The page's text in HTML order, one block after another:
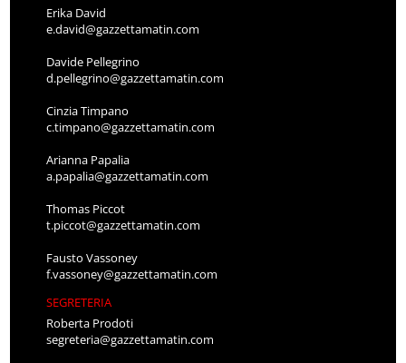
Erika David
e.david@gazzettamatin.com
Davide Pellegrino
d.pellegrino@gazzettamatin.com
Cinzia Timpano
c.timpano@gazzettamatin.com
Arianna Papalia
a.papalia@gazzettamatin.com
Thomas Piccot
t.piccot@gazzettamatin.com
Fausto Vassoney
f.vassoney@gazzettamatin.com
SEGRETERIA
Roberta Prodoti
segreteria@gazzettamatin.com